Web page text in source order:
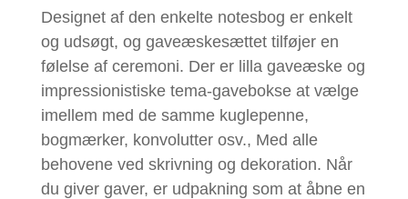
Designet af den enkelte notesbog er enkelt
og udsøgt, og gaveæskesættet tilføjer en
følelse af ceremoni. Der er lilla gaveæske og
impressionistiske tema-gavebokse at vælge
imellem med de samme kuglepenne,
bogmærker, konvolutter osv., Med alle
behovene ved skrivning og dekoration. Når
du giver gaver, er udpakning som at åbne en